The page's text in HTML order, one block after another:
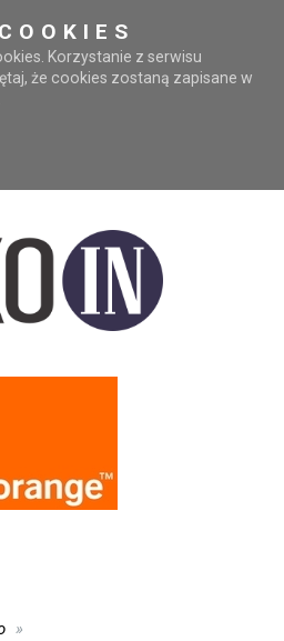
Korzystanie z serwisu
że cookies zostaną zapisane w